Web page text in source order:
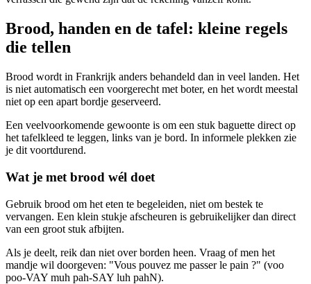
Brood, handen en de tafel: kleine regels
die tellen
Brood wordt in Frankrijk anders behandeld dan in veel landen. Het
is niet automatisch een voorgerecht met boter, en het wordt meestal
niet op een apart bordje geserveerd.
Een veelvoorkomende gewoonte is om een stuk baguette direct op
het tafelkleed te leggen, links van je bord. In informele plekken zie
je dit voortdurend.
Wat je met brood wél doet
Gebruik brood om het eten te begeleiden, niet om bestek te
vervangen. Een klein stukje afscheuren is gebruikelijker dan direct
van een groot stuk afbijten.
Als je deelt, reik dan niet over borden heen. Vraag of men het
mandje wil doorgeven: "Vous pouvez me passer le pain ?" (voo
poo-VAY muh pah-SAY luh pahN).